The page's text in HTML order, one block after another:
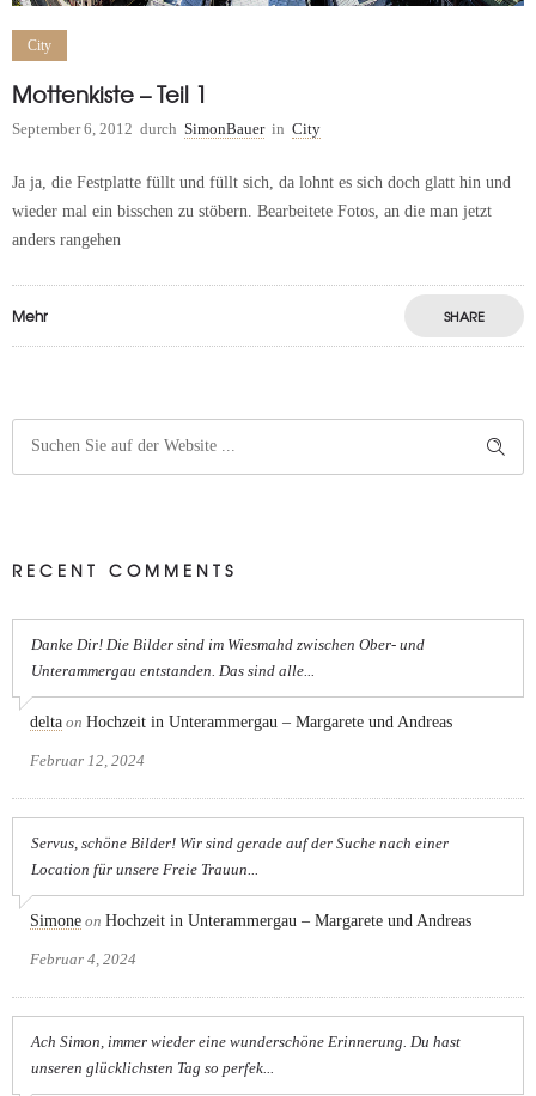
City
Mottenkiste – Teil 1
September 6, 2012 durch SimonBauer in City
Ja ja, die Festplatte füllt und füllt sich, da lohnt es sich doch glatt hin und
wieder mal ein bisschen zu stöbern. Bearbeitete Fotos, an die man jetzt
anders rangehen
Mehr SHARE
RECENT COMMENTS
Danke Dir! Die Bilder sind im Wiesmahd zwischen Ober- und
Unterammergau entstanden. Das sind alle...
delta on Hochzeit in Unterammergau – Margarete und Andreas
Februar 12, 2024
Servus, schöne Bilder! Wir sind gerade auf der Suche nach einer
Location für unsere Freie Trauun...
Simone on Hochzeit in Unterammergau – Margarete und Andreas
Februar 4, 2024
Ach Simon, immer wieder eine wunderschöne Erinnerung. Du hast
unseren glücklichsten Tag so perfek...